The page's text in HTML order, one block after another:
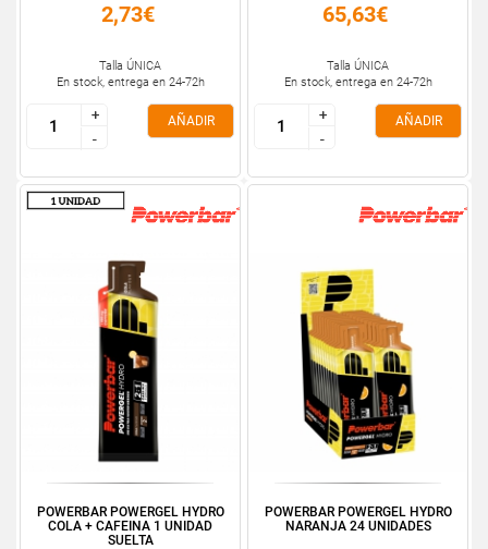
2,73€
Talla ÚNICA
En stock, entrega en 24-72h
+
-
+
-
AÑADIR
65,63€
Talla ÚNICA
En stock, entrega en 24-72h
+
-
+
-
AÑADIR
POWERBAR POWERGEL HYDRO
COLA + CAFEINA 1 UNIDAD
SUELTA
POWERBAR POWERGEL HYDRO
NARANJA 24 UNIDADES